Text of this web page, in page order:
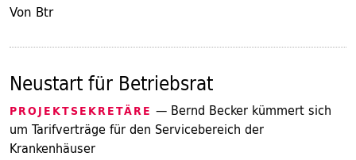
Von Btr
Neustart für Betriebsrat
PROJEKTSEKRETÄRE — Bernd Becker kümmert sich
um Tarifverträge für den Servicebereich der
Krankenhäuser